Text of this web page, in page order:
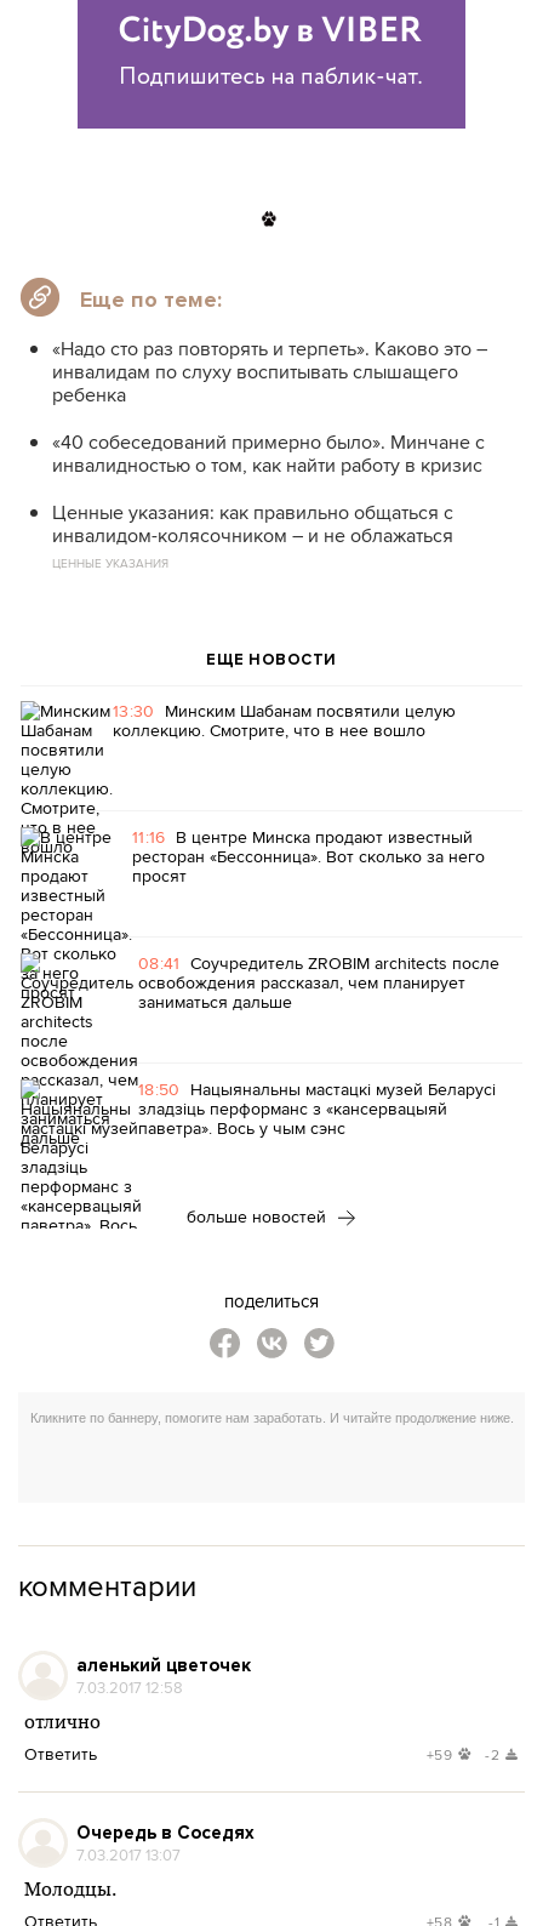
Еще по теме:
«Надо сто раз повторять и терпеть». Каково это –
инвалидам по слуху воспитывать слышащего
ребенка
«40 собеседований примерно было». Минчане с
инвалидностью о том, как найти работу в кризис
Ценные указания: как правильно общаться с
инвалидом-колясочником – и не облажаться
ЦЕННЫЕ УКАЗАНИЯ
ЕЩЕ НОВОСТИ
13:30 Минским Шабанам посвятили целую
коллекцию. Смотрите, что в нее вошло
11:16 В центре Минска продают известный
ресторан «Бессонница». Вот сколько за него
просят
08:41 Соучредитель ZROBIM architects после
освобождения рассказал, чем планирует
заниматься дальше
18:50 Нацыянальны мастацкі музей Беларусі
зладзіць перформанс з «кансервацыяй
паветра». Вось у чым сэнс
больше новостей
поделиться
комментарии
аленький цветочек
7.03.2017 12:58
отлично
Ответить +59 -2
Очередь в Соседях
7.03.2017 13:07
Молодцы.
Ответить +58 -1